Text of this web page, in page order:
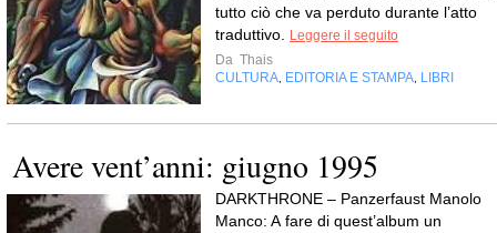
tutto ciò che va perduto durante l’atto
traduttivo.
Leggere il seguito
Da Thais
CULTURA EDITORIA E STAMPA LIBRI
Avere vent’anni: giugno 1995
DARKTHRONE – Panzerfaust Manolo
Manco: A fare di quest’album un